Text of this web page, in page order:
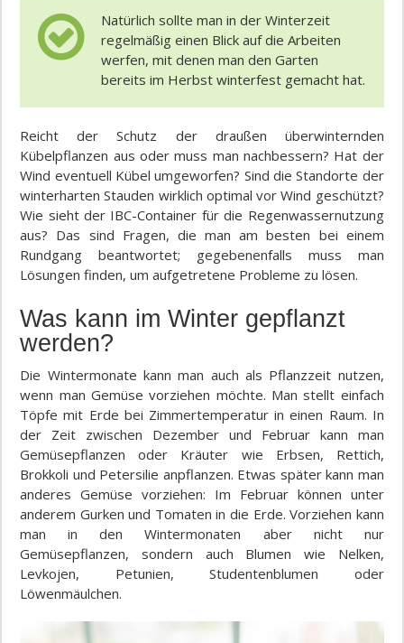
Natürlich sollte man in der Winterzeit
regelmäßig einen Blick auf die Arbeiten
werfen, mit denen man den Garten
bereits im Herbst winterfest gemacht hat.
Reicht der Schutz der draußen überwinternden
Kübelpflanzen aus oder muss man nachbessern? Hat der
Wind eventuell Kübel umgeworfen? Sind die Standorte der
winterharten Stauden wirklich optimal vor Wind geschützt?
Wie sieht der IBC-Container für die Regenwassernutzung
aus? Das sind Fragen, die man am besten bei einem
Rundgang beantwortet; gegebenenfalls muss man
Lösungen finden, um aufgetretene Probleme zu lösen.
Was kann im Winter gepflanzt
werden?
Die Wintermonate kann man auch als Pflanzzeit nutzen,
wenn man Gemüse vorziehen möchte. Man stellt einfach
Töpfe mit Erde bei Zimmertemperatur in einen Raum. In
der Zeit zwischen Dezember und Februar kann man
Gemüsepflanzen oder Kräuter wie Erbsen, Rettich,
Brokkoli und Petersilie anpflanzen. Etwas später kann man
anderes Gemüse vorziehen: Im Februar können unter
anderem Gurken und Tomaten in die Erde. Vorziehen kann
man in den Wintermonaten aber nicht nur
Gemüsepflanzen, sondern auch Blumen wie Nelken,
Levkojen, Petunien, Studentenblumen oder
Löwenmäulchen.